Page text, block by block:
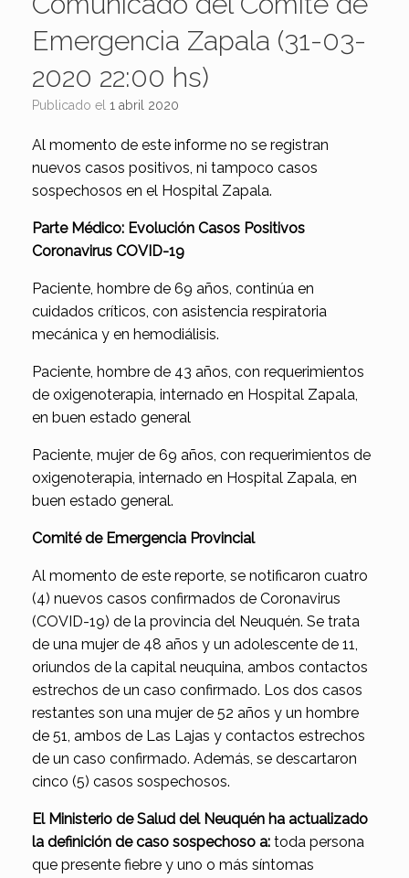
Emergencia Zapala (31-03-
2020 22:00 hs)
Publicado el 1 abril 2020
Al momento de este informe no se registran
nuevos casos positivos, ni tampoco casos
sospechosos en el Hospital Zapala.
Parte Médico: Evolución Casos Positivos
Coronavirus COVID-19
Paciente, hombre de 69 años, continúa en
cuidados críticos, con asistencia respiratoria
mecánica y en hemodiálisis.
Paciente, hombre de 43 años, con requerimientos
de oxigenoterapia, internado en Hospital Zapala,
en buen estado general
Paciente, mujer de 69 años, con requerimientos de
oxigenoterapia, internado en Hospital Zapala, en
buen estado general.
Comité de Emergencia Provincial
Al momento de este reporte, se notificaron cuatro
(4) nuevos casos confirmados de Coronavirus
(COVID-19) de la provincia del Neuquén. Se trata
de una mujer de 48 años y un adolescente de 11,
oriundos de la capital neuquina, ambos contactos
estrechos de un caso confirmado. Los dos casos
restantes son una mujer de 52 años y un hombre
de 51, ambos de Las Lajas y contactos estrechos
de un caso confirmado. Además, se descartaron
cinco (5) casos sospechosos.
El Ministerio de Salud del Neuquén ha actualizado
la definición de caso sospechoso a: toda persona
que presente fiebre y uno o más síntomas